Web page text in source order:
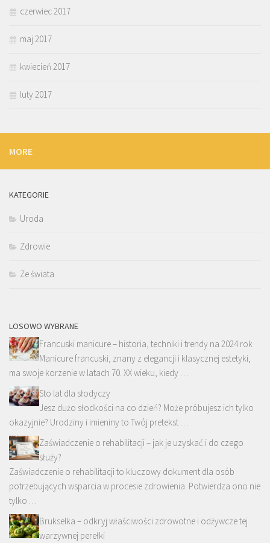
czerwiec 2017
maj 2017
kwiecień 2017
luty 2017
MORE
KATEGORIE
Uroda
Zdrowie
Ze świata
LOSOWO WYBRANE
Francuski manicure – historia, techniki i trendy na 2024 rok
Manicure francuski, znany z elegancji i klasycznej estetyki,
ma swoje korzenie w latach 70. XX wieku, kiedy …
Sto lat dla słodyczy
Jesz dużo słodkości na co dzień? Może próbujesz ich tylko
okazyjnie? Urodziny i imieniny to Twój pretekst …
Zaświadczenie o rehabilitacji – jak je uzyskać i do czego
służy?
Zaświadczenie o rehabilitacji to kluczowy dokument dla osób
potrzebujących wsparcia w procesie zdrowienia. Potwierdza ono nie
tylko …
Brukselka – odkryj właściwości zdrowotne i odżywcze tej
warzywnej perełki